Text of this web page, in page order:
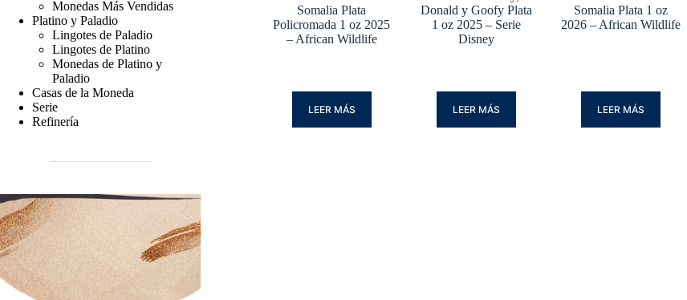
Somalia Plata
Policromada 1 oz 2025
– African Wildlife
LEER MÁS
Donald y Goofy Plata
1 oz 2025 – Serie
Disney
LEER MÁS
Somalia Plata 1 oz
2026 – African Wildlife
LEER MÁS
Monedas Más Vendidas
Platino y Paladio
Lingotes de Paladio
Lingotes de Platino
Monedas de Platino y
Paladio
Casas de la Moneda
Serie
Refinería